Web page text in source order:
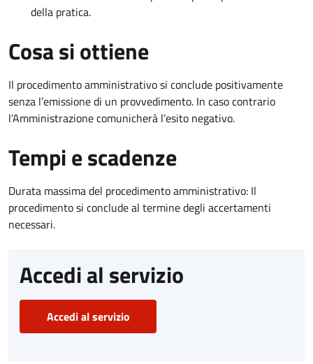
della pratica.
Cosa si ottiene
Il procedimento amministrativo si conclude positivamente
senza l’emissione di un provvedimento. In caso contrario
l’Amministrazione comunicherà l’esito negativo.
Tempi e scadenze
Durata massima del procedimento amministrativo: Il
procedimento si conclude al termine degli accertamenti
necessari.
Accedi al servizio
Accedi al servizio